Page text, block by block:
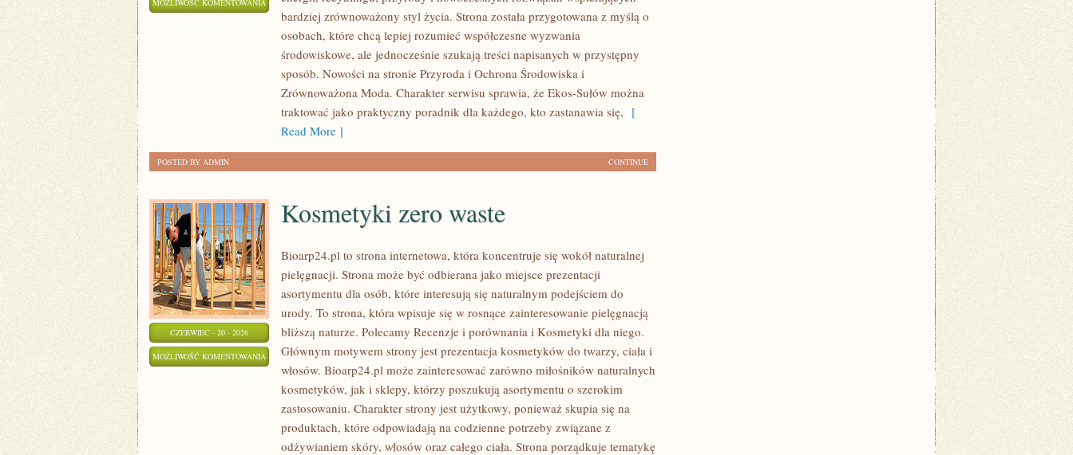
MOŻLIWOŚĆ KOMENTOWANIA
DOMU
bardziej zrównoważony styl życia. Strona została przygotowana z myślą o
osobach, które chcą lepiej rozumieć współczesne wyzwania
środowiskowe, ale jednocześnie szukają treści napisanych w przystępny
sposób. Nowości na stronie Przyroda i Ochrona Środowiska i
Zrównoważona Moda. Charakter serwisu sprawia, że Ekos-Sułów można
traktować jako praktyczny poradnik dla każdego, kto zastanawia się, [
Read More ]
CONTINUE
POSTED BY ADMIN
CZERWIEC - 20 - 2026
MOŻLIWOŚĆ KOMENTOWANIA KOSMETYKI
ZERO
WASTE
Kosmetyki zero waste
Bioarp24.pl to strona internetowa, która koncentruje się wokół naturalnej
pielęgnacji. Strona może być odbierana jako miejsce prezentacji
asortymentu dla osób, które interesują się naturalnym podejściem do
urody. To strona, która wpisuje się w rosnące zainteresowanie pielęgnacją
bliższą naturze. Polecamy Recenzje i porównania i Kosmetyki dla niego.
Głównym motywem strony jest prezentacja kosmetyków do twarzy, ciała i
włosów. Bioarp24.pl może zainteresować zarówno miłośników naturalnych
kosmetyków, jak i sklepy, którzy poszukują asortymentu o szerokim
zastosowaniu. Charakter strony jest użytkowy, ponieważ skupia się na
produktach, które odpowiadają na codzienne potrzeby związane z
odżywianiem skóry, włosów oraz całego ciała. Strona porządkuje tematykę